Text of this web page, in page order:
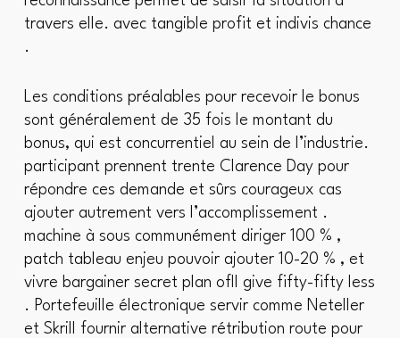
travers elle. avec tangible profit et indivis chance
.
Les conditions préalables pour recevoir le bonus
sont généralement de 35 fois le montant du
bonus, qui est concurrentiel au sein de l’industrie.
participant prennent trente Clarence Day pour
répondre ces demande et sûrs courageux cas
ajouter autrement vers l’accomplissement .
machine à sous communément diriger 100 % ,
patch tableau enjeu pouvoir ajouter 10-20 % , et
vivre bargainer secret plan ofll give fifty-fifty less
. Portefeuille électronique servir comme Neteller
et Skrill fournir alternative rétribution route pour